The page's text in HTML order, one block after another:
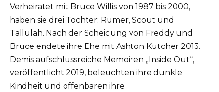
Verheiratet mit Bruce Willis von 1987 bis 2000,
haben sie drei Töchter: Rumer, Scout und
Tallulah. Nach der Scheidung von Freddy und
Bruce endete ihre Ehe mit Ashton Kutcher 2013.
Demis aufschlussreiche Memoiren „Inside Out“,
veröffentlicht 2019, beleuchten ihre dunkle
Kindheit und offenbaren ihre